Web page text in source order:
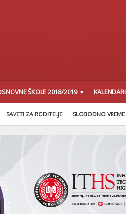
ŠKOLE 2018/2019 KALENDARI
SAVETI ZA RODITELJE SLOBODNO VREME